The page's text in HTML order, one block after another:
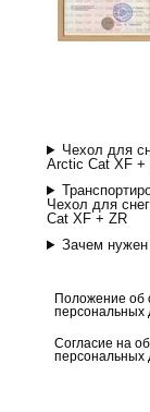
Чехол для
Arctic Cat XF +
Чехол для
Cat XF + ZR
Зачем
Положение об
персональных
Согласие на
персональных